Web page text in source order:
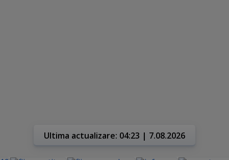
Ultima actualizare: 04:23 | 7.08.2026